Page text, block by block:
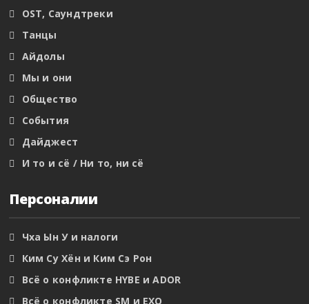
OST, Саундтреки
Танцы
Айдолы
Мы и они
Общество
События
Дайджест
И то и сё / Ни то, ни сё
Персоналии
Чха Ын У и налоги
Ким Су Хён и Ким Сэ Рон
Всё о конфликте HYBE и ADOR
Всё о конфликте SM и EXO